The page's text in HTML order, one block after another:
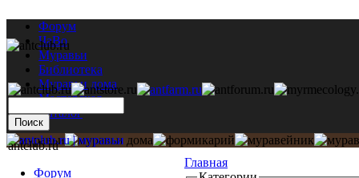
Форум
ЧаВо
Муравьи
Библиотека
Муравьи дома
Мастерская
Каталог
Главная
antclub.ru
Форум